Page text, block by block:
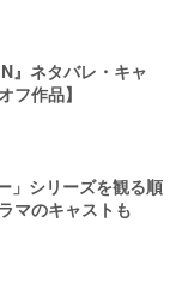
』ネタバレ・キャ
フ作品】
」シリーズを観る順
マのキャストも